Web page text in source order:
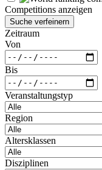
Competitions anzeigen
Suche verfeinern
Zeitraum
Von
Bis
Veranstaltungstyp
Region
Altersklassen
Disziplinen